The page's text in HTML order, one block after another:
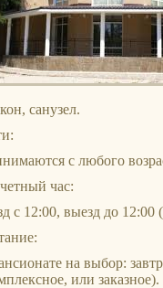
санузел.
с любого
час:
с 12:00, выезд до 12:00
на выбор:
или заказное).